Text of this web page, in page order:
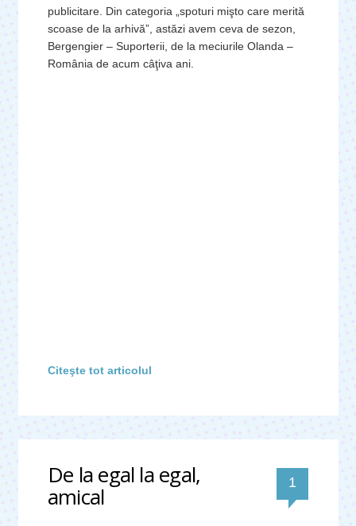
publicitare. Din categoria „spoturi mişto care merită
scoase de la arhivă”, astăzi avem ceva de sezon,
Bergengier – Suporterii, de la meciurile Olanda –
România de acum câţiva ani.
Citeşte tot articolul
De la egal la egal,
amical 1